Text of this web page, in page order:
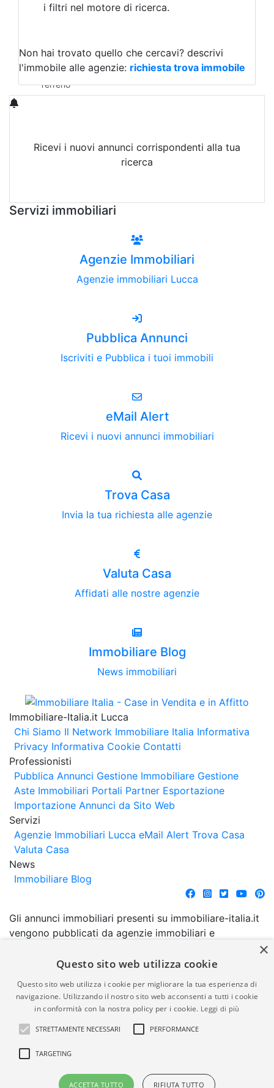
Magazzini
Qualsiasi
Terreno edificabile
Terreno
i filtri nel motore di ricerca.
Non hai trovato quello che cercavi? descrivi
l'immobile alle agenzie: richiesta trova immobile
Ricevi i nuovi annunci corrispondenti alla tua
ricerca
Servizi immobiliari
Agenzie Immobiliari
Agenzie immobiliari Lucca
Pubblica Annunci
Iscriviti e Pubblica i tuoi immobili
eMail Alert
Ricevi i nuovi annunci immobiliari
Trova Casa
Invia la tua richiesta alle agenzie
Valuta Casa
Affidati alle nostre agenzie
Immobiliare Blog
News immobiliari
Immobiliare-Italia.it Lucca
Chi Siamo Il Network Immobiliare Italia Informativa
Privacy Informativa Cookie Contatti
Professionisti
Pubblica Annunci Gestione Immobiliare Gestione
Aste Immobiliari Portali Partner Esportazione
Importazione Annunci da Sito Web
Servizi
Agenzie Immobiliari Lucca eMail Alert Trova Casa
Valuta Casa
News
Immobiliare Blog
Gli annunci immobiliari presenti su immobiliare-italia.it
vengono pubblicati da agenzie immobiliari e
comporta l'approvazione o l'avallo da parte di
garanzia da parte di quest'ultima. immobiliare-italia.it
quindi non è responsabile della veridicità, della
correttezza, della completezza, della normativa in
materia di privacy e/o di alcun altro aspetto dei
suddetti annunci.
© Copyright 2007 - 2026
Powered by
×
Questo sito web utilizza cookie
Questo sito web utilizza i cookie per migliorare la tua esperienza di
navigazione. Utilizzando il nostro sito web acconsenti a tutti i cookie
in conformità con la nostra policy per i cookie. Leggi di più
STRETTAMENTE NECESSARI PERFORMANCE
TARGETING
ACCETTA TUTTO RIFIUTA TUTTO